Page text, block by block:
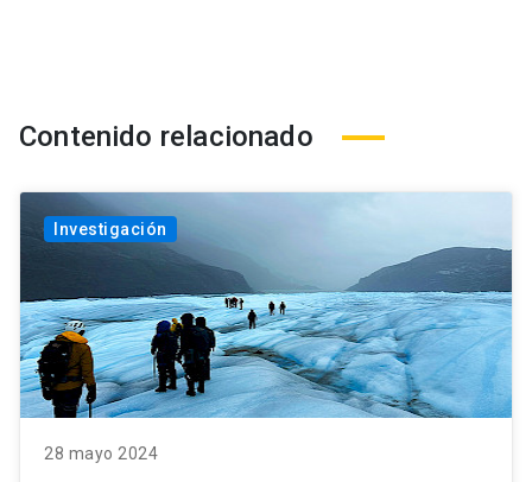
Contenido relacionado
Investigación
28 mayo 2024